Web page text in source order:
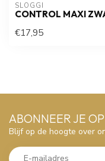
SLOGGI
CONTROL MAXI
€17,95
ABONNEER JE
Blijf op de hoogte over